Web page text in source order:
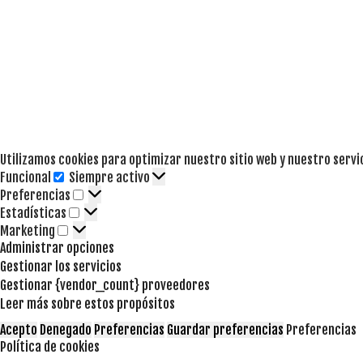
Utilizamos cookies para optimizar nuestro sitio web y nuestro
Funcional
Funcional
Siempre activo
Preferencias
Preferencias
Estadísticas Estadísticas
Marketing Marketing
Administrar opciones
Gestionar los servicios
Gestionar {vendor_count} proveedores
Leer más sobre estos propósitos
Acepto Denegado Preferencias Guardar preferencias Preferencias
Política de cookies